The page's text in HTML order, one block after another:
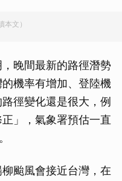
本文）
晚間最新的路徑潛勢
機率有增加、登陸機
徑變化還是很大，例
」，氣象署預估一直
颱風會接近台灣，在